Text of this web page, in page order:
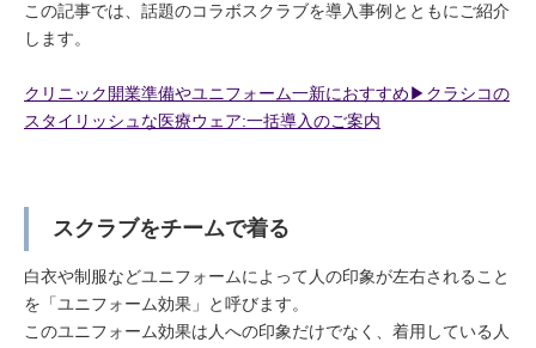
この記事では、話題のコラボスクラブを導入事例とともにご紹介
します。
クリニック開業準備やユニフォーム一新におすすめ▶︎クラシコの
スタイリッシュな医療ウェア:一括導入のご案内
スクラブをチームで着る
白衣や制服などユニフォームによって人の印象が左右されること
を「ユニフォーム効果」と呼びます。
このユニフォーム効果は人への印象だけでなく、着用している人